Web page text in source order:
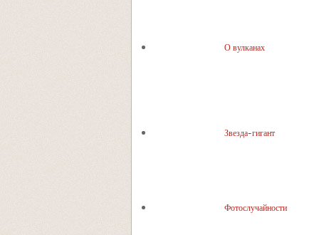
О вулканах
Звезда-гигант
Фотослучайности